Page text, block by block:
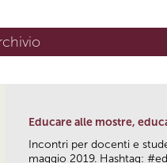
Educare alle mostre,
Incontri per docenti e
maggio 2019. Hashtag: